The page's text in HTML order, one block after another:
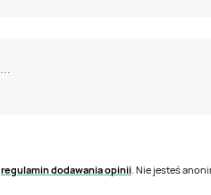
regulamin dodawania opinii . Nie jesteś